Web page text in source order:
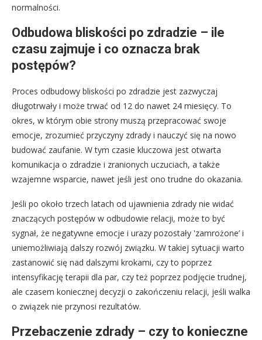
normalności.
Odbudowa bliskości po zdradzie – ile
czasu zajmuje i co oznacza brak
postępów?
Proces odbudowy bliskości po zdradzie jest zazwyczaj
długotrwały i może trwać od 12 do nawet 24 miesięcy. To
okres, w którym obie strony muszą przepracować swoje
emocje, zrozumieć przyczyny zdrady i nauczyć się na nowo
budować zaufanie. W tym czasie kluczowa jest otwarta
komunikacja o zdradzie i zranionych uczuciach, a także
wzajemne wsparcie, nawet jeśli jest ono trudne do okazania.
Jeśli po około trzech latach od ujawnienia zdrady nie widać
znaczących postępów w odbudowie relacji, może to być
sygnał, że negatywne emocje i urazy pozostały 'zamrożone’ i
uniemożliwiają dalszy rozwój związku. W takiej sytuacji warto
zastanowić się nad dalszymi krokami, czy to poprzez
intensyfikację terapii dla par, czy też poprzez podjęcie trudnej,
ale czasem koniecznej decyzji o zakończeniu relacji, jeśli walka
o związek nie przynosi rezultatów.
Przebaczenie zdrady – czy to konieczne